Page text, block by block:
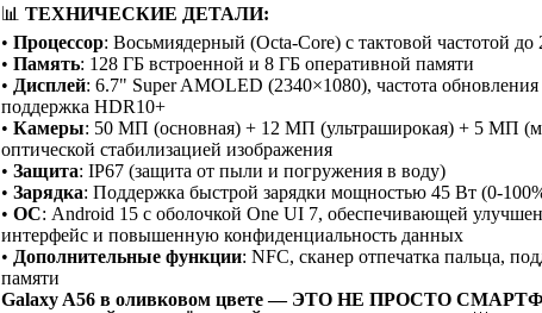
📊 ТЕХНИЧЕСКИЕ ДЕТАЛИ:
• Процессор: Восьмиядерный (Octa-Core) с тактовой частотой до
• Память: 128 ГБ встроенной и 8 ГБ оперативной памяти
• Дисплей: 6.7" Super AMOLED (2340×1080), частота
поддержка HDR10+
• Камеры: 50 МП (основная) + 12 МП (ультраширокая) + 5 МП
оптической стабилизацией изображения
• Защита: IP67 (защита от пыли и погружения в воду)
• Зарядка: Поддержка быстрой зарядки мощностью 45 Вт (0-
• ОС: Android 15 с оболочкой One UI 7, обеспечивающей
интерфейс и повышенную конфиденциальность данных
• Дополнительные функции: NFC, сканер отпечатка пальца,
памяти
Galaxy A56 в оливковом цвете — ЭТО НЕ ПРОСТО